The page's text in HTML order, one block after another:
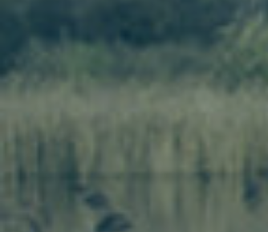
Welkom bij het
van het Provinciaal
Dromen van een groene,
Bij het Provinciaal
samen met onze partners
Samen zetten we concrete